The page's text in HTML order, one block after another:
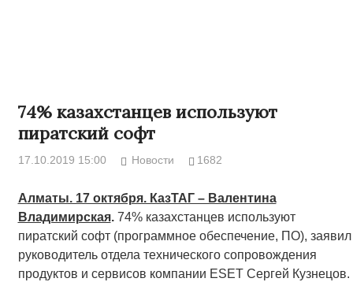
74% казахстанцев используют
пиратский софт
17.10.2019 15:00 Новости 1682
Алматы. 17 октября. КазТАГ – Валентина
Владимирская. 74% казахстанцев используют
пиратский софт (программное обеспечение, ПО), заявил
руководитель отдела технического сопровождения
продуктов и сервисов компании ESET Сергей Кузнецов.